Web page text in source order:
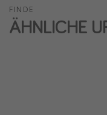
FINDE
ÄHNLICHE